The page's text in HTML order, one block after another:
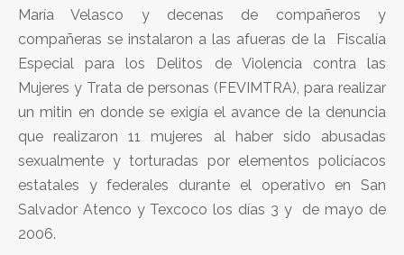
María Velasco y decenas de compañeros y
compañeras se instalaron a las afueras de la Fiscalía
Especial para los Delitos de Violencia contra las
Mujeres y Trata de personas (FEVIMTRA), para realizar
un mitin en donde se exigía el avance de la denuncia
que realizaron 11 mujeres al haber sido abusadas
sexualmente y torturadas por elementos policíacos
estatales y federales durante el operativo en San
Salvador Atenco y Texcoco los días 3 y de mayo de
2006.